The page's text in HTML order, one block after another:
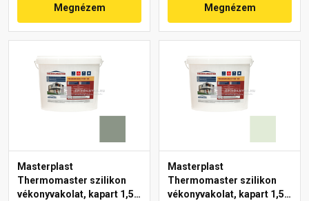
Megnézem Megnézem
Masterplast
Thermomaster szilikon
vékonyvakolat, kapart 1,5
Masterplast
Thermomaster szilikon
vékonyvakolat, kapart 1,5